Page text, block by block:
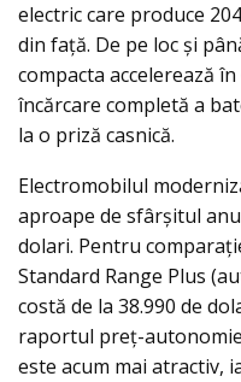
electric care produce
din față. De pe loc şi
compacta accelerează
încărcare completă a
la o priză casnică.
Electromobilul
aproape de sfârșitul
dolari. Pentru
Standard Range Plus
costă de la 38.990 de
raportul preț-
este acum mai atractiv,